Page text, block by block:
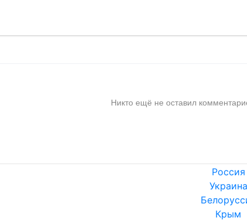
Никто ещё не оставил
Россия
Украина
Крым